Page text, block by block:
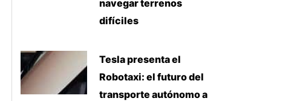
navegar terrenos
difíciles
Tesla presenta el
Robotaxi: el futuro del
transporte autónomo a